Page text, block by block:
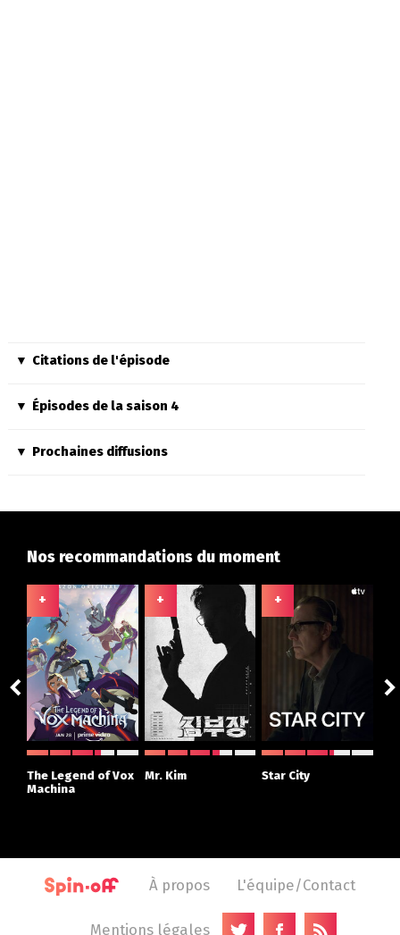
Citations de l'épisode
Épisodes de la saison 4
Prochaines diffusions
Nos recommandations du moment
+
The Legend of Vox
Machina
+
Mr. Kim
+
Star City
À propos L'équipe/Contact
Mentions légales